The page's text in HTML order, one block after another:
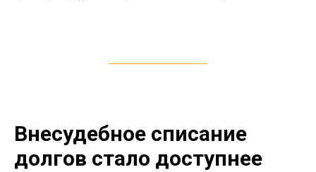
Внесудебное списание
долгов стало доступнее